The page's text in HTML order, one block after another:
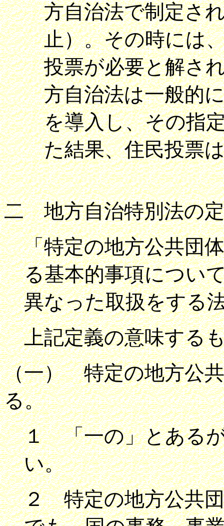
方自治法で制定さ
止）。その時には
投票が必要と解さ
方自治法は一般的
を導入し、その指
た結果、住民投票
二 地方自治特別法の
「特定の地方公共団
る基本的事項につい
異なった取扱をする
上記定義の意味する
（一） 特定の地方公
る。
１ 「一の」とある
い。
２ 特定の地方公共